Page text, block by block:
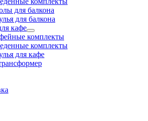
для балкона
для балкона
кафе
комплекты
комплекты
для кафе